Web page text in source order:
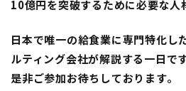
10億円を突破するために必要な人
日本で唯一の給食業に専門特化し
ルティング会社が解説する一日です
是非ご参加お待ちしております。